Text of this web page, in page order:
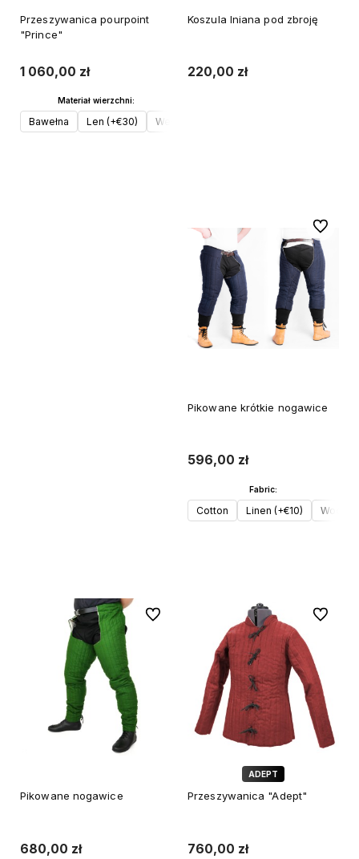
Przeszywanica pourpoint
"Prince"
1 060,00 zł
Materiał wierzchni:
Bawełna Len (+€30) Wełna (+€50)
Koszula lniana pod zbroję
220,00 zł
Pikowane krótkie nogawice
596,00 zł
Fabric:
Cotton Linen (+€10) Wool
Do
Pikowane nogawice
680,00 zł
Do ulubionych
ADEPT
Przeszywanica "Adept"
760,00 zł
Do